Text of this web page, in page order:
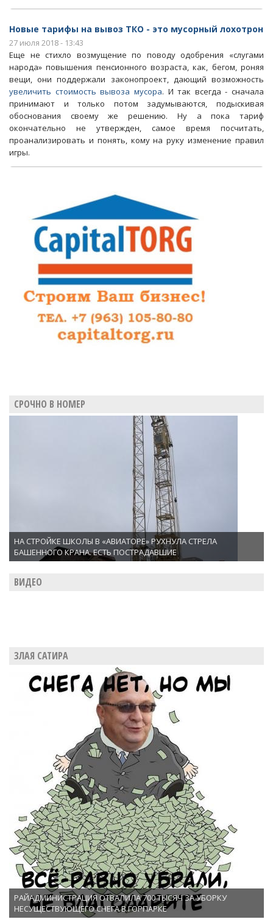
Новые тарифы на вывоз ТКО - это мусорный лохотрон
27 июля 2018 - 13:43
Еще не стихло возмущение по поводу одобрения «слугами
народа» повышения пенсионного возраста, как, бегом, роняя
вещи, они поддержали законопроект, дающий возможность
увеличить стоимость вывоза мусора. И так всегда - сначала
принимают и только потом задумываются, подыскивая
обоснования своему же решению. Ну а пока тариф
окончательно не утвержден, самое время посчитать,
проанализировать и понять, кому на руку изменение правил
игры.
СРОЧНО В НОМЕР
НА СТРОЙКЕ ШКОЛЫ В «АВИАТОРЕ» РУХНУЛА СТРЕЛА
БАШЕННОГО КРАНА. ЕСТЬ ПОСТРАДАВШИЕ
ВИДЕО
ЗЛАЯ САТИРА
РАЙАДМИНИСТРАЦИЯ ОТВАЛИЛА 700 ТЫСЯЧ ЗА УБОРКУ
НЕСУЩЕСТВУЮЩЕГО СНЕГА В ГОРПАРКЕ